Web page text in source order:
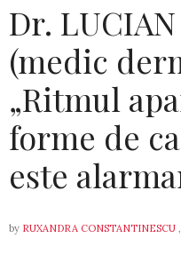
Dr. LUCIAN
(medic
„Ritmul
forme de
este
by RUXANDRA CONSTANTINESCU